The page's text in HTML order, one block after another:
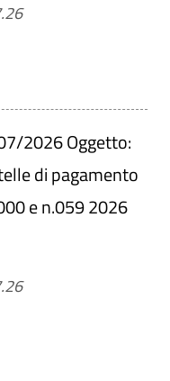
2026 Oggetto:
di pagamento
e n.059 2026